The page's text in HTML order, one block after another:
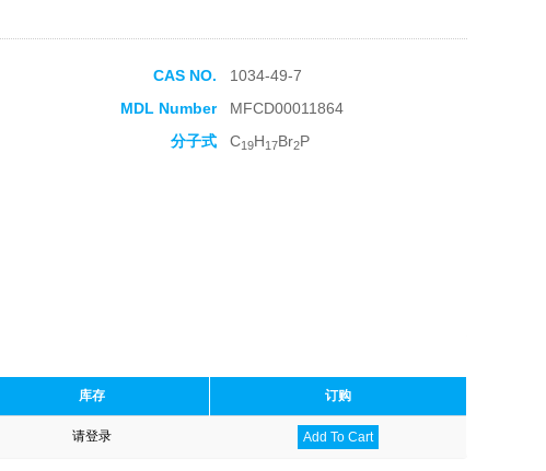
CAS NO.
1034-49-7
MDL Number
MFCD00011864
分子式 C19H17Br2P
库存 订购
请登录 Add To Cart